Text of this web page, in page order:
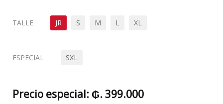
TALLE JR S M L XL
ESPECIAL SXL
Precio especial: ₲. 399.000